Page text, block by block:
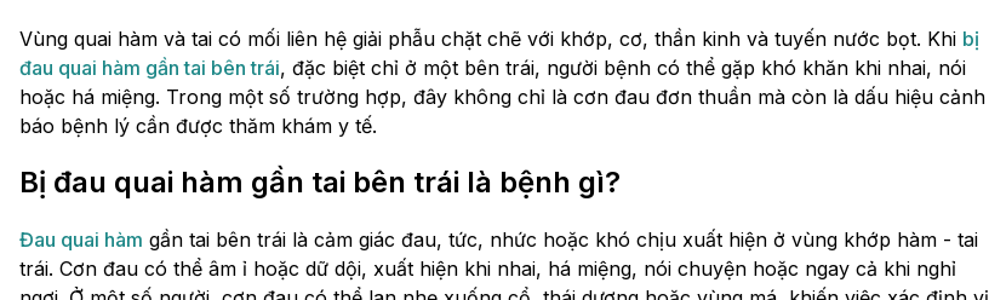
Vùng quai hàm và tai có mối liên hệ giải phẫu chặt chẽ với khớp, cơ, thần kinh và tuyến nước bọt. Khi bị
đau quai hàm gần tai bên trái, đặc biệt chỉ ở một bên trái, người bệnh có thể gặp khó khăn khi nhai, nói
hoặc há miệng. Trong một số trường hợp, đây không chỉ là cơn đau đơn thuần mà còn là dấu hiệu cảnh
báo bệnh lý cần được thăm khám y tế.
Bị đau quai hàm gần tai bên trái là bệnh gì?
Đau quai hàm gần tai bên trái là cảm giác đau, tức, nhức hoặc khó chịu xuất hiện ở vùng khớp hàm - tai
trái. Cơn đau có thể âm ỉ hoặc dữ dội, xuất hiện khi nhai, há miệng, nói chuyện hoặc ngay cả khi nghỉ